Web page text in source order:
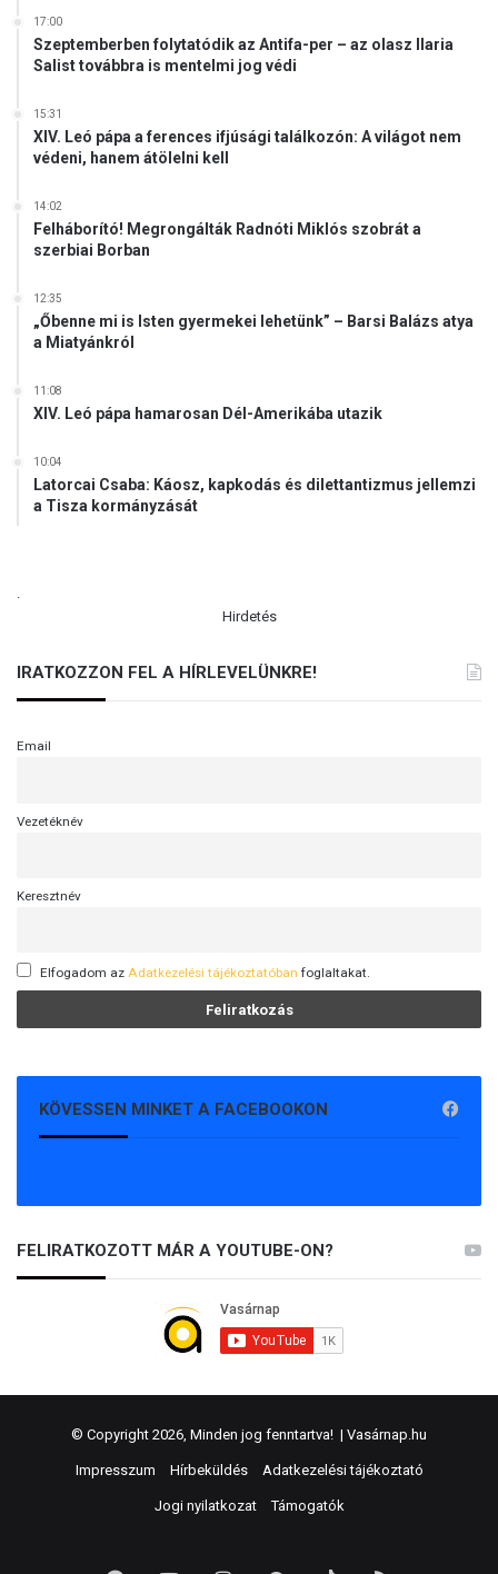
17:00
Szeptemberben folytatódik az Antifa-per – az olasz Ilaria
Salist továbbra is mentelmi jog védi
15:31
XIV. Leó pápa a ferences ifjúsági találkozón: A világot nem
védeni, hanem átölelni kell
14:02
Felháborító! Megrongálták Radnóti Miklós szobrát a
szerbiai Borban
12:35
„Őbenne mi is Isten gyermekei lehetünk” – Barsi Balázs atya
a Miatyánkról
11:08
XIV. Leó pápa hamarosan Dél-Amerikába utazik
10:04
Latorcai Csaba: Káosz, kapkodás és dilettantizmus jellemzi
a Tisza kormányzását
.
Hirdetés
IRATKOZZON FEL A HÍRLEVELÜNKRE!
Email
Vezetéknév
Keresztnév
Elfogadom az Adatkezelési tájékoztatóban foglaltakat.
KÖVESSEN MINKET A FACEBOOKON
FELIRATKOZOTT MÁR A YOUTUBE-ON?
© Copyright 2026, Minden jog fenntartva! | Vasárnap.hu
Impresszum Hírbeküldés Adatkezelési tájékoztató
Jogi nyilatkozat Támogatók